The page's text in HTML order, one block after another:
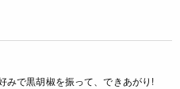
みで黒胡椒を振って、できあがり!